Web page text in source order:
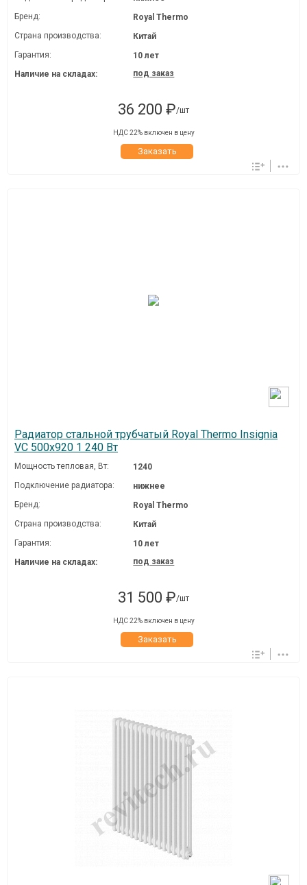
Бренд:
Royal Thermo
Страна производства:
Китай
Гарантия:
10 лет
Наличие на складах:
под заказ
36 200 ₽/шт
НДС 22% включен в цену
Заказать
Радиатор стальной трубчатый Royal Thermo Insignia
VC 500x920 1 240 Вт
Мощность тепловая, Вт:
1240
Подключение радиатора:
нижнее
Бренд:
Royal Thermo
Страна производства:
Китай
Гарантия:
10 лет
Наличие на складах:
под заказ
31 500 ₽/шт
НДС 22% включен в цену
Заказать